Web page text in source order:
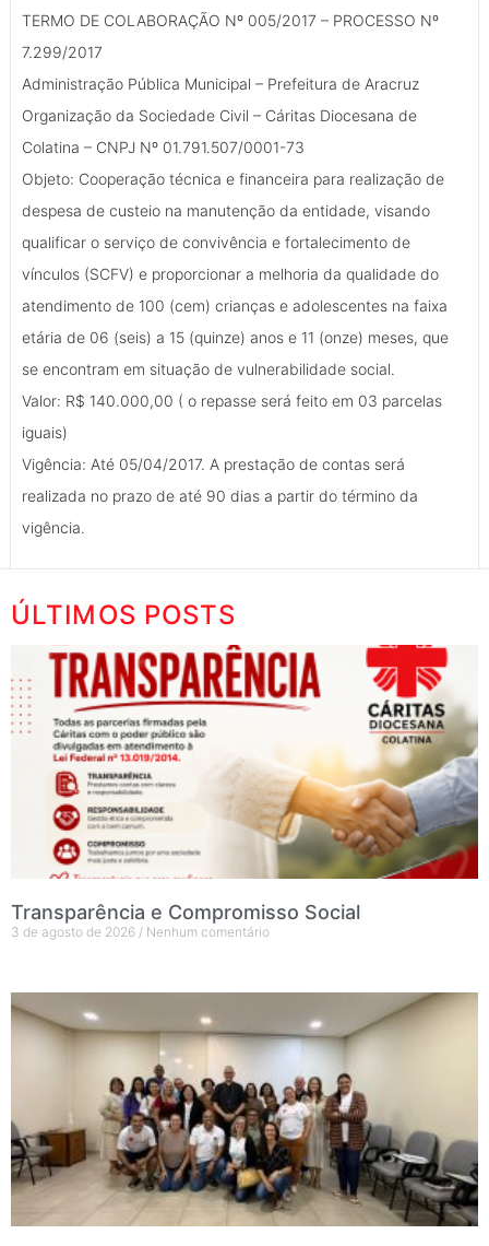
TERMO DE COLABORAÇÃO Nº 005/2017 – PROCESSO Nº
7.299/2017
Administração Pública Municipal – Prefeitura de Aracruz
Organização da Sociedade Civil – Cáritas Diocesana de
Colatina – CNPJ Nº 01.791.507/0001-73
Objeto: Cooperação técnica e financeira para realização de
despesa de custeio na manutenção da entidade, visando
qualificar o serviço de convivência e fortalecimento de
vínculos (SCFV) e proporcionar a melhoria da qualidade do
atendimento de 100 (cem) crianças e adolescentes na faixa
etária de 06 (seis) a 15 (quinze) anos e 11 (onze) meses, que
se encontram em situação de vulnerabilidade social.
Valor: R$ 140.000,00 ( o repasse será feito em 03 parcelas
iguais)
Vigência: Até 05/04/2017. A prestação de contas será
realizada no prazo de até 90 dias a partir do término da
vigência.
ÚLTIMOS POSTS
Transparência e Compromisso Social
3 de agosto de 2026 Nenhum comentário